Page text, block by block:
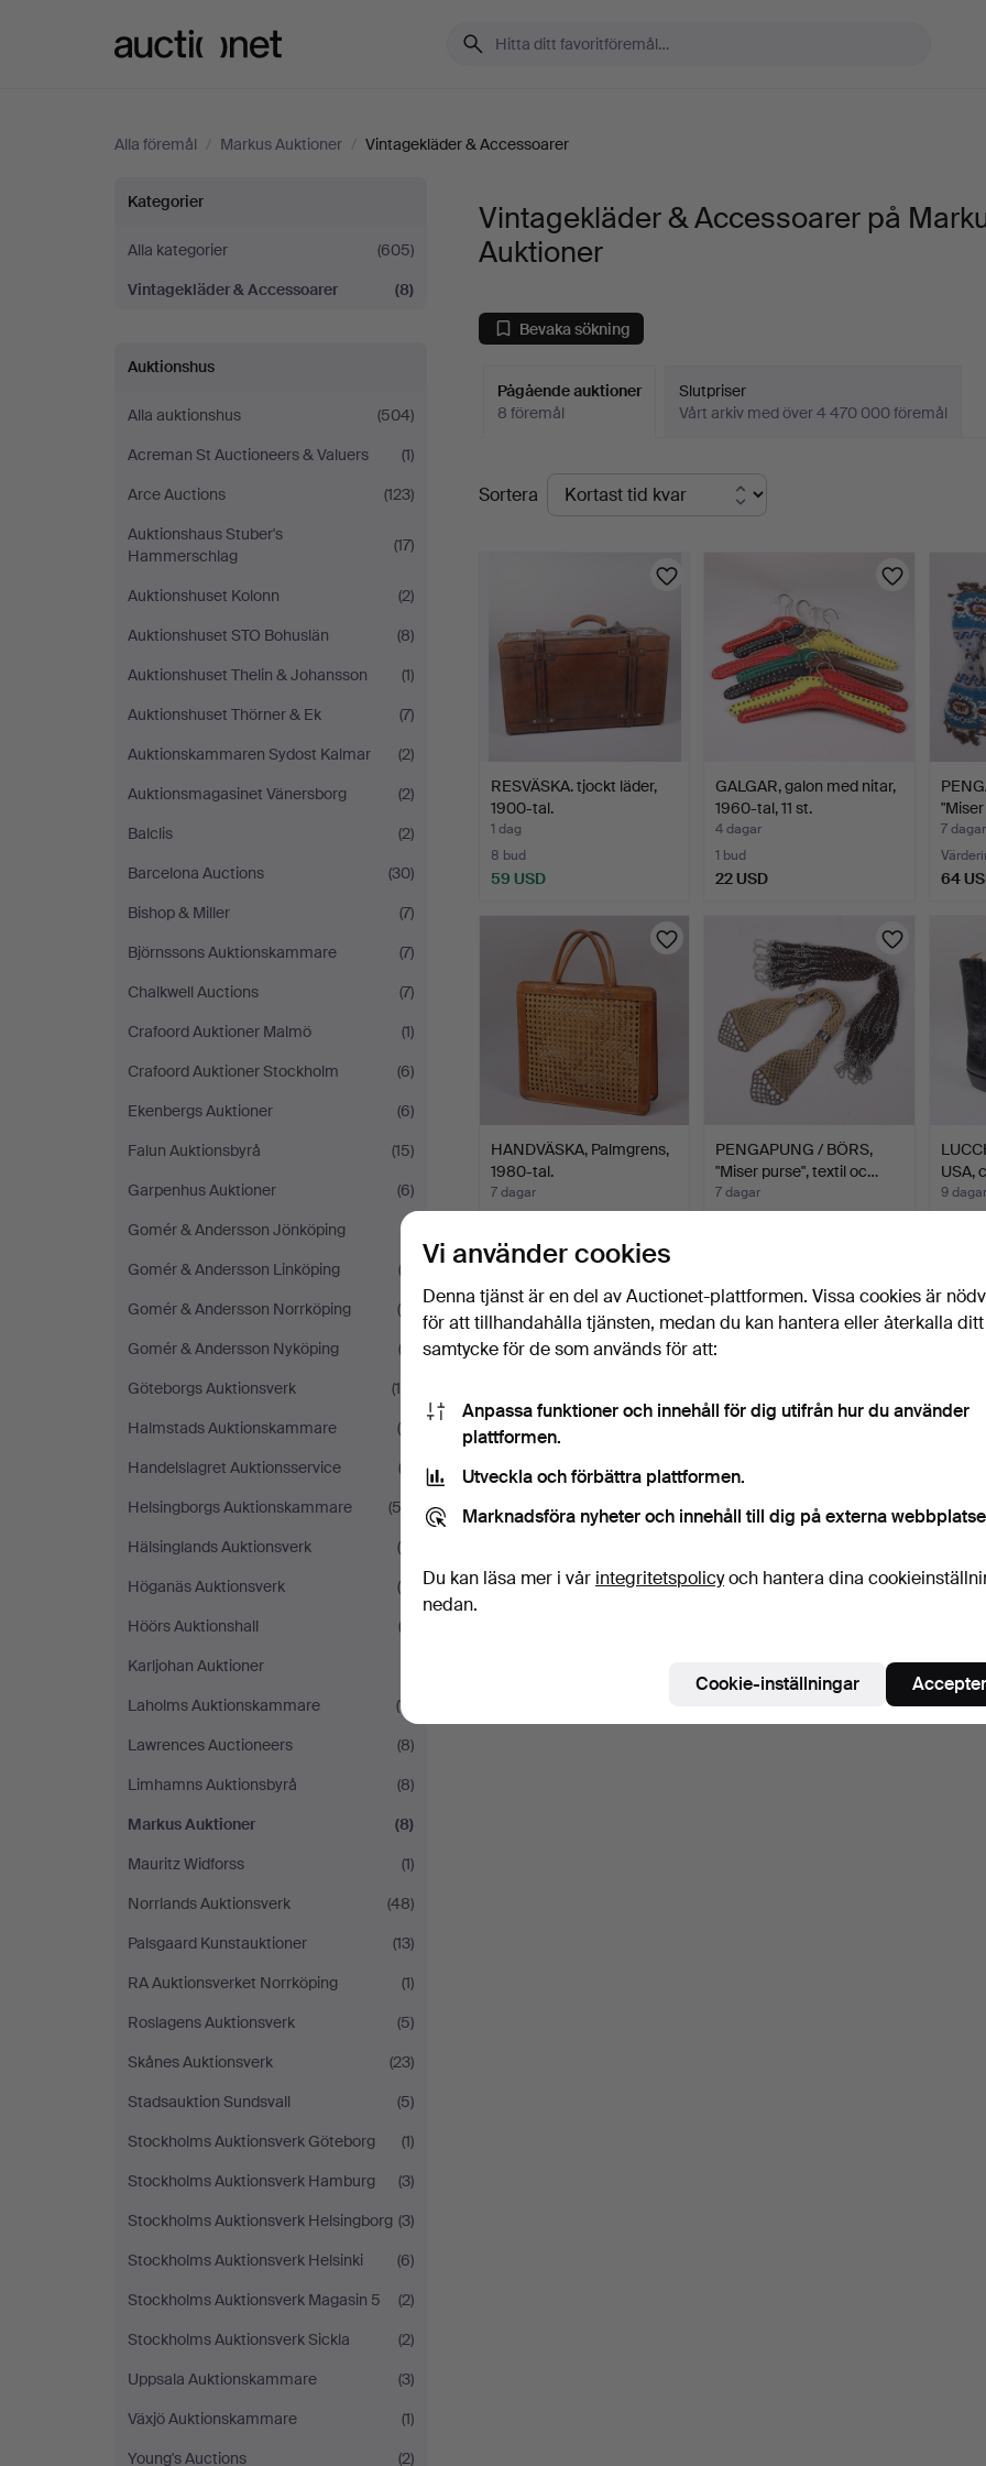
Alla föremål / Markus Auktioner / Vintagekläder & Accessoarer
Vintagekläder
&
Accessoarer
på
Markus
Auktioner
Kategorier
Alla kategorier
(605)
Vintagekläder & Accessoarer
(8)
Auktionshus
Alla auktionshus
(504)
Acreman St Auctioneers & Valuers
(1)
Arce Auctions
(123)
Auktionshaus Stuber's
Hammerschlag
(17)
Auktionshuset Kolonn
(2)
Auktionshuset STO Bohuslän
(8)
Auktionshuset Thelin & Johansson
(1)
Auktionshuset Thörner & Ek
(7)
Auktionskammaren Sydost Kalmar
(2)
Auktionsmagasinet Vänersborg
(2)
Balclis
(2)
Barcelona Auctions
(30)
Bishop & Miller
(7)
Björnssons Auktionskammare
(7)
Chalkwell Auctions
(7)
Crafoord Auktioner Malmö
(1)
Crafoord Auktioner Stockholm
(6)
Ekenbergs Auktioner
(6)
Falun Auktionsbyrå
(15)
Garpenhus Auktioner
(6)
Gomér & Andersson Jönköping
Gomér & Andersson Linköping
(3)
Gomér & Andersson Norrköping
(5)
Gomér & Andersson Nyköping
(3)
Göteborgs Auktionsverk
(10)
Halmstads Auktionskammare
(5)
Handelslagret Auktionsservice
(3)
Helsingborgs Auktionskammare
(52)
Hälsinglands Auktionsverk
(6)
Höganäs Auktionsverk
(4)
Höörs Auktionshall
(2)
Karljohan Auktioner
Laholms Auktionskammare
(11)
Lawrences Auctioneers
(8)
Limhamns Auktionsbyrå
(8)
Markus Auktioner
(8)
Mauritz Widforss
(1)
Norrlands Auktionsverk
(48)
Palsgaard Kunstauktioner
(13)
RA Auktionsverket Norrköping
(1)
Roslagens Auktionsverk
(5)
Skånes Auktionsverk
(23)
Stadsauktion Sundsvall
(5)
Stockholms Auktionsverk Göteborg
(1)
Stockholms Auktionsverk Hamburg
(3)
Stockholms Auktionsverk Helsingborg (3)
Stockholms Auktionsverk Helsinki
(6)
Stockholms Auktionsverk Magasin 5
(2)
Stockholms Auktionsverk Sickla
(2)
Uppsala Auktionskammare
(3)
Växjö Auktionskammare
(1)
Young's Auctions
(2)
Vintagekläder & Accessoarer på
Auktioner
Bevaka sökning
Pågående auktioner
8 föremål
Slutpriser
Vårt arkiv med över 4 470 000 föremål
Pågående
auktioner
Sortera
RESVÄSKA. tjockt läder,
1900-tal.
1 dag
8 bud
59 USD
GALGAR, galon med nitar,
1960-tal, 11 st.
4 dagar
1 bud
22 USD
7 dagar
64
HANDVÄSKA, Palmgrens,
1980-tal.
7 dagar
90 USD
PENGAPUNG / BÖRS,
"Miser purse", textil oc…
7 dagar
USA,
9 dagar
Bevaka sökning
Du kan också söka ivårt arkiv med avslutade auktioner
Vi använder cookies
Denna tjänst är en del av Auctionet-plattformen. Vissa cookies är
för att tillhandahålla tjänsten, medan du kan hantera eller återkalla ditt
samtycke för de som används för att:
Anpassa funktioner och innehåll för dig utifrån hur du använder
plattformen.
Utveckla och förbättra plattformen.
Marknadsföra nyheter och innehåll till dig på externa
Du kan läsa mer i vår integritetspolicyoch hantera dina
nedan.
Cookie-inställningar